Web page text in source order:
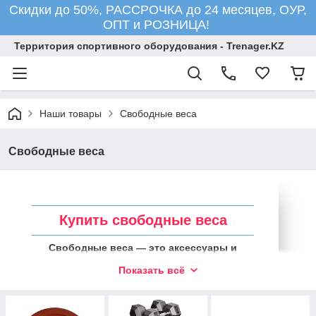
Скидки до 50%, РАССРОЧКА до 24 месяцев, ОУР,
ОПТ и РОЗНИЦА!
Территория спортивного оборудования - Trenager.KZ
Наши товары Свободные веса
Свободные веса
Купить свободные веса
Свободные веса — это аксессуары и
тяжелой атлетике как отдельные снаряды
Такие принадлежности, как утяжелённые
Показать всё